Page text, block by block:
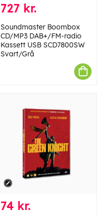
727 kr.
Soundmaster Boombox
CD/MP3 DAB+/FM-radio
Kassett USB SCD7800SW
Svart/Grå
74 kr.